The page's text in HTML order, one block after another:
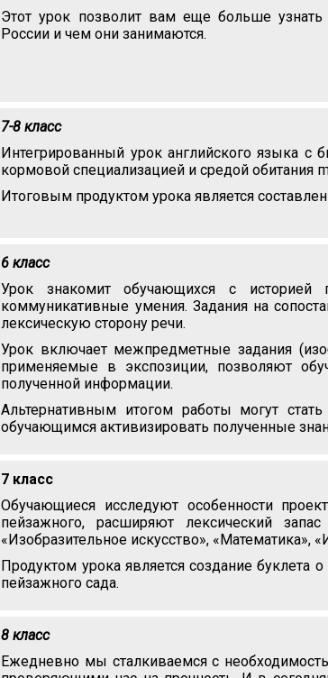
Этот урок позволит вам еще больше
России и чем они занимаются.
7-8 класс
Интегрированный урок английского языка с
кормовой специализацией и средой обитания
Итоговым продуктом урока является
6 класс
Урок знакомит обучающихся с историей
коммуникативные умения. Задания на
лексическую сторону речи.
Урок включает межпредметные задания
применяемые в экспозиции, позволяют
полученной информации.
Альтернативным итогом работы могут
обучающимся активизировать полученные
7 класс
Обучающиеся исследуют особенности
пейзажного, расширяют лексический
«Изобразительное искусство», «Математика»,
Продуктом урока является создание буклета
пейзажного сада.
8 класс
Ежедневно мы сталкиваемся с